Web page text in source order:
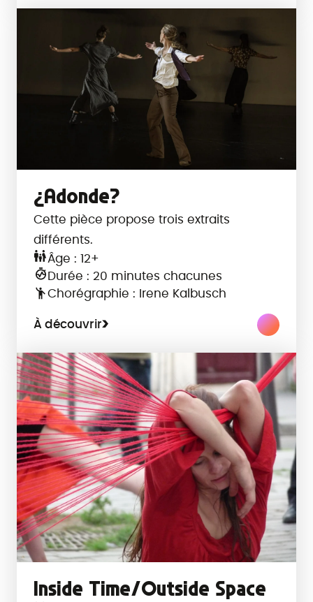
¿Adonde?
Cette pièce propose trois extraits
différents.
Âge : 12+
Durée : 20 minutes chacunes
Chorégraphie : Irene Kalbusch
À découvrir
Inside Time/Outside Space